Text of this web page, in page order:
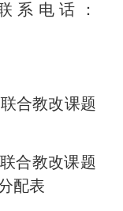
系电话：
合教改课题
合教改课题
配表